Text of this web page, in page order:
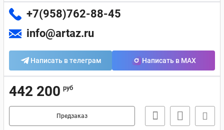
+7(958)762-88-45
info@artaz.ru
Написать в телеграм Написать в MAX
442 200 руб
Предзаказ